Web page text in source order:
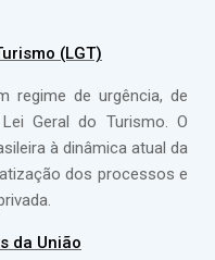
(LGT)
regime de urgência, de
Geral do Turismo. O
à dinâmica atual da
dos processos e
da União